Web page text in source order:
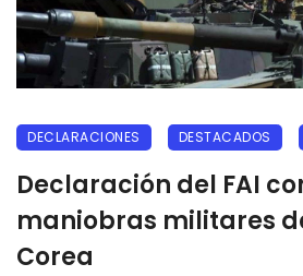
DECLARACIONES DESTACADOS
Declaración del FAI
maniobras militares de
Corea